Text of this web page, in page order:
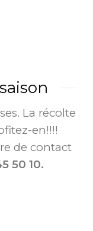
La récolte
en!!!!
de contact
50 10.